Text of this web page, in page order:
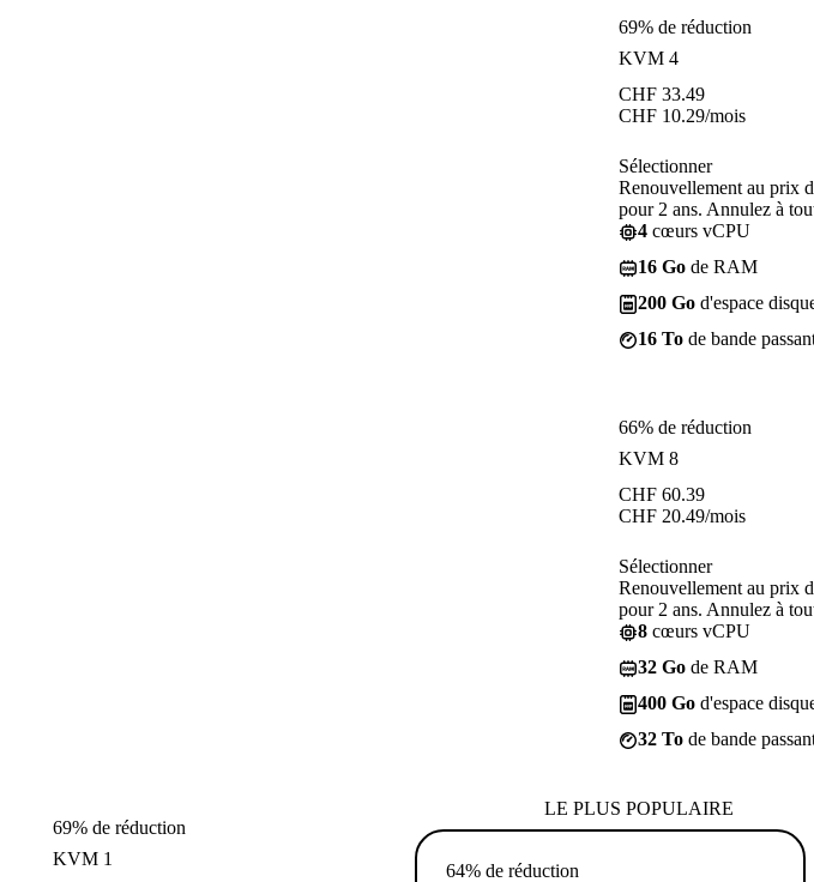
69% de réduction
KVM 4
CHF 33.49
CHF 10.29/mois
Sélectionner
Renouvellement au prix
pour 2 ans. Annulez à
4 cœurs vCPU
16 Go de RAM
200 Go d'espace
16 To de bande
66% de réduction
KVM 8
CHF 60.39
CHF 20.49/mois
Sélectionner
Renouvellement au prix
pour 2 ans. Annulez à
8 cœurs vCPU
32 Go de RAM
400 Go d'espace
32 To de bande
69% de réduction
KVM 1
LE PLUS POPULAIRE
64% de réduction